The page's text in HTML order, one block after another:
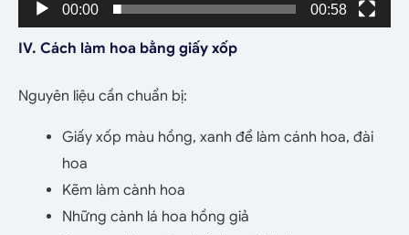
00:00 00:58
IV. Cách làm hoa bằng giấy xốp
Nguyên liệu cần chuẩn bị:
Giấy xốp màu hồng, xanh để làm cánh hoa, đài
hoa
Kẽm làm cành hoa
Những cành lá hoa hồng giả